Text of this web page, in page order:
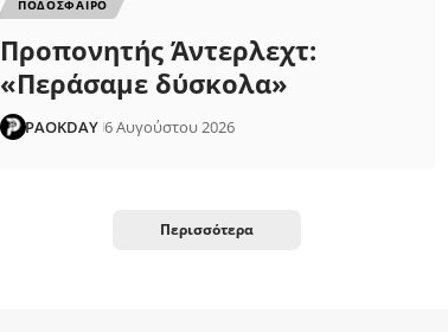
ΠΟΔΟΣΦΑΙΡΟ
Προπονητής Άντερλεχτ:
«Περάσαμε δύσκολα»
PAOKDAY 6 Αυγούστου 2026
Περισσότερα